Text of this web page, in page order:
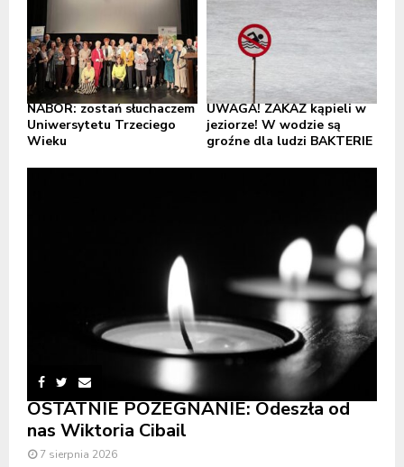
NABÓR: zostań słuchaczem
Uniwersytetu Trzeciego
Wieku
UWAGA! ZAKAZ kąpieli w
jeziorze! W wodzie są
groźne dla ludzi BAKTERIE
OSTATNIE POŻEGNANIE: Odeszła od
nas Wiktoria Cibail
7 sierpnia 2026